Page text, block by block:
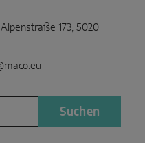
173, 5020
Suchen